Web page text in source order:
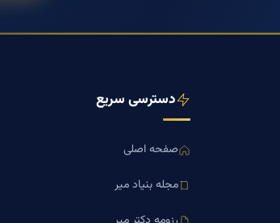
دسترسی سریع
صفحه اصلی
مجله بنیاد میر